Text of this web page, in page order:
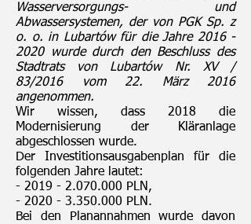
Wasserversorgungs- und
Abwassersystemen, der von PGK Sp. z
o. o. in Lubartów für die Jahre 2016 -
2020wurde durch den Beschluss des
Stadtrats von Lubartów Nr. XV /
83/2016 vom 22. März 2016
angenommen.
Wir wissen, dass 2018 die
Modernisierung der Kläranlage
abgeschlossen wurde.
Der Investitionsausgabenplan für die
folgenden Jahre lautet:
- 2019 - 2.070.000 PLN,
- 2020 - 3.350.000 PLN.
Bei den Planannahmen wurde davon